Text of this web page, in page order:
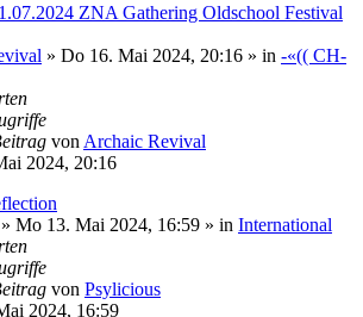
ZNA Gathering Oldschool Festival
» Do 16. Mai 2024, 20:16 » in -«(( CH-
von Archaic Revival
2024, 20:16
» Mo 13. Mai 2024, 16:59 » in International
von Psylicious
2024, 16:59